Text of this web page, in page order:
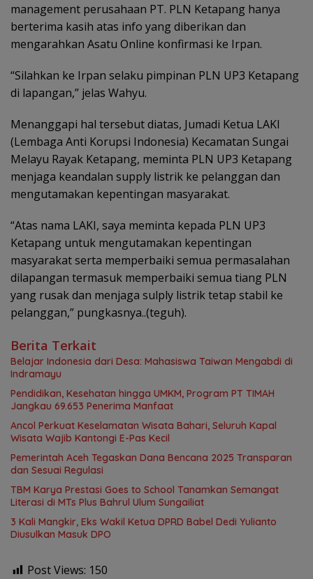
management perusahaan PT. PLN Ketapang hanya
berterima kasih atas info yang diberikan dan
mengarahkan Asatu Online konfirmasi ke Irpan.
“Silahkan ke Irpan selaku pimpinan PLN UP3 Ketapang
di lapangan,” jelas Wahyu.
Menanggapi hal tersebut diatas, Jumadi Ketua LAKI
(Lembaga Anti Korupsi Indonesia) Kecamatan Sungai
Melayu Rayak Ketapang, meminta PLN UP3 Ketapang
menjaga keandalan supply listrik ke pelanggan dan
mengutamakan kepentingan masyarakat.
“Atas nama LAKI, saya meminta kepada PLN UP3
Ketapang untuk mengutamakan kepentingan
masyarakat serta memperbaiki semua permasalahan
dilapangan termasuk memperbaiki semua tiang PLN
yang rusak dan menjaga sulply listrik tetap stabil ke
pelanggan,” pungkasnya..(teguh).
Berita Terkait
Belajar Indonesia dari Desa: Mahasiswa Taiwan Mengabdi di
Indramayu
Pendidikan, Kesehatan hingga UMKM, Program PT TIMAH
Jangkau 69.653 Penerima Manfaat
Ancol Perkuat Keselamatan Wisata Bahari, Seluruh Kapal
Wisata Wajib Kantongi E-Pas Kecil
Pemerintah Aceh Tegaskan Dana Bencana 2025 Transparan
dan Sesuai Regulasi
TBM Karya Prestasi Goes to School Tanamkan Semangat
Literasi di MTs Plus Bahrul Ulum Sungailiat
3 Kali Mangkir, Eks Wakil Ketua DPRD Babel Dedi Yulianto
Diusulkan Masuk DPO
Post Views: 150